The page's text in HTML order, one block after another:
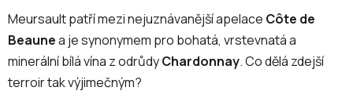
Meursault patří mezi nejuznávanější apelace Côte de
Beaunea je synonymem pro bohatá, vrstevnatá a
minerální bílá vína z odrůdyChardonnay. Co dělá zdejší
terroir tak výjimečným?